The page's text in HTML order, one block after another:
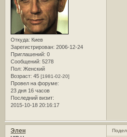
Откуда: Киев
Зарегистрирован: 2006-12-24
Приглашений: 0
Сообщений: 5278
Пол: Женский
Возраст: 45 [1981-02-20]
Провел на форуме:
23 дня 16 часов
Последний визит:
2015-10-18 20:16:17
Элен